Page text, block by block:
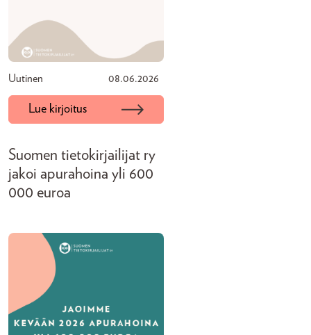
Uutinen 08.06.2026
Lue kirjoitus
Suomen tietokirjailijat ry
jakoi apurahoina yli 600
000 euroa